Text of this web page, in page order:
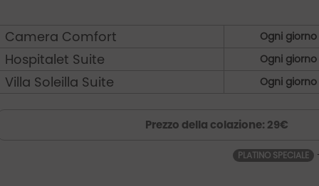
Camera Comfort Ogni giorno
Hospitalet Suite Ogni giorno
Villa Soleilla Suite Ogni giorno
Prezzo della colazione: 29€
PLATINO SPECIALE